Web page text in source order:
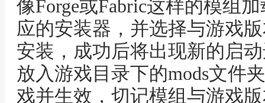
像Forge或Fabric这样的模组
应的安装器，并选择与游戏
安装，成功后将出现新的启
放入游戏目录下的mods文件
戏并生效，切记模组与游戏